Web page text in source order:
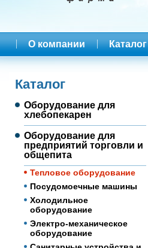
О компании Каталог
Каталог
Оборудование для
хлебопекарен
Оборудование для
предприятий торговли и
общепита
Тепловое оборудование
Посудомоечные машины
Холодильное
оборудование
Электро-механическое
оборудование